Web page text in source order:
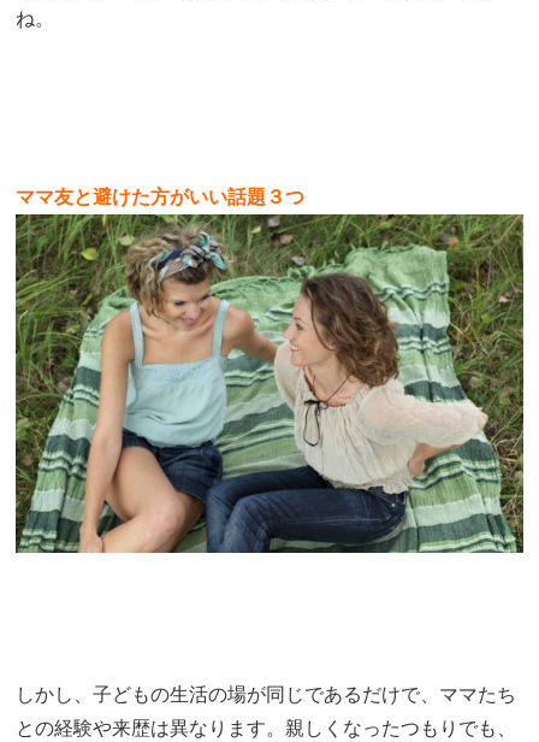
ね。
ママ友と避けた方がいい話題３つ
しかし、子どもの生活の場が同じであるだけで、ママたち
との経験や来歴は異なります。親しくなったつもりでも、